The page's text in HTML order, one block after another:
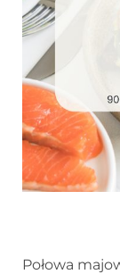
Połowa